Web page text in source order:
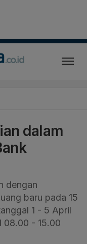
dalam
dengan
baru pada 15
1 - 5 April
08.00 - 15.00